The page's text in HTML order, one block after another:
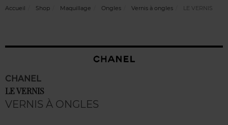
Accueil Shop Maquillage Ongles Vernis à ongles LE VERNIS
CHANEL
LE VERNIS
VERNIS À ONGLES